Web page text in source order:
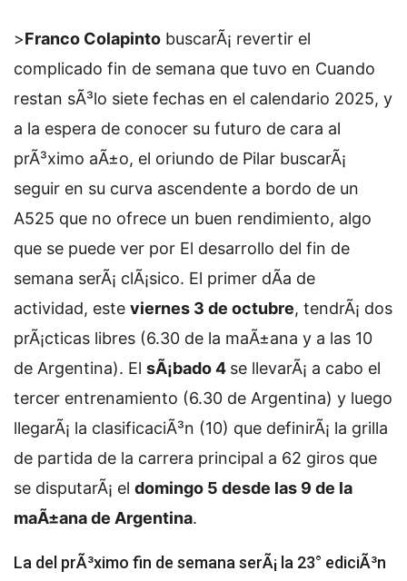
>Franco Colapinto buscarÃ¡ revertir el
complicado fin de semana que tuvo en Cuando
restan sÃ³lo siete fechas en el calendario 2025, y
a la espera de conocer su futuro de cara al
prÃ³ximo aÃ±o, el oriundo de Pilar buscarÃ¡
seguir en su curva ascendente a bordo de un
A525 que no ofrece un buen rendimiento, algo
que se puede ver por El desarrollo del fin de
semana serÃ¡ clÃ¡sico. El primer dÃ­a de
actividad, este viernes 3 de octubre, tendrÃ¡ dos
prÃ¡cticas libres (6.30 de la maÃ±ana y a las 10
de Argentina). El sÃ¡bado 4 se llevarÃ¡ a cabo el
tercer entrenamiento (6.30 de Argentina) y luego
llegarÃ¡ la clasificaciÃ³n (10) que definirÃ¡ la grilla
de partida de la carrera principal a 62 giros que
se disputarÃ¡ el domingo 5 desde las 9 de la
maÃ±ana de Argentina.
La del prÃ³ximo fin de semana serÃ¡ la 23° ediciÃ³n